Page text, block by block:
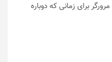
برای زمانی که دوباره